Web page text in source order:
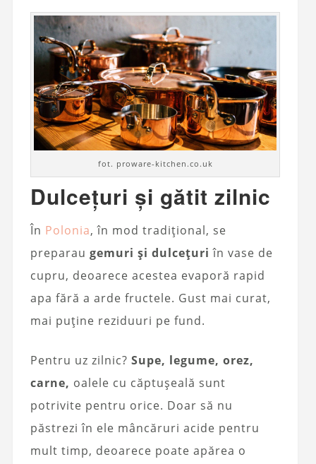
fot. proware-kitchen.co.uk
Dulcețuri și gătit zilnic
În Polonia, în mod tradițional, se
preparau gemuri și dulcețuri în vase de
cupru, deoarece acestea evaporă rapid
apa fără a arde fructele. Gust mai curat,
mai puține reziduuri pe fund.
Pentru uz zilnic? Supe, legume, orez,
carne, oalele cu căptușeală sunt
potrivite pentru orice. Doar să nu
păstrezi în ele mâncăruri acide pentru
mult timp, deoarece poate apărea o